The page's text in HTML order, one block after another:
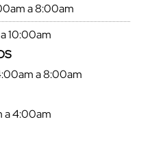
a 8:00am
10:00am
a 8:00am
a 4:00am